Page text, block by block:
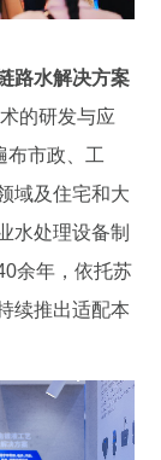
路水解决方案
的研发与应
布市政、工
域及住宅和大
水处理设备制
余年，依托苏
续推出适配本